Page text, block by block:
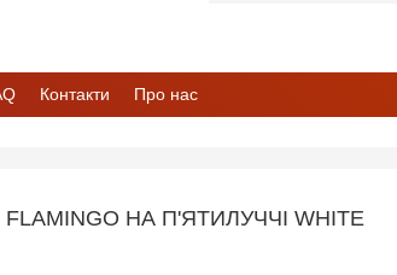
Контакти Про нас
НА П'ЯТИЛУЧЧІ WHITE